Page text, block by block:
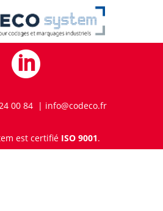

00 84 | info@codeco.fr
est certifié ISO 9001.